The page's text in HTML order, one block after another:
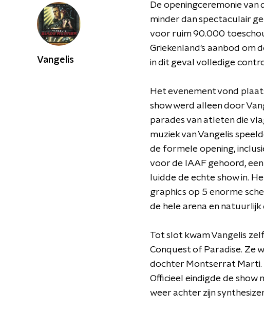
De openingceremonie van
minder dan spectaculair
voor ruim 90.000
Griekenland's aanbod om
in dit geval volledige
Het evenement vond
show werd alleen door
parades van atleten die
muziek van Vangelis
de formele opening,
voor de IAAF gehoord,
luidde de echte show in.
graphics op 5 enorme
de hele arena en natuurlijk
Tot slot kwam Vangelis
Conquest of Paradise. Ze
dochter Montserrat Marti.
Officieel eindigde de show
weer achter zijn
Vangelis